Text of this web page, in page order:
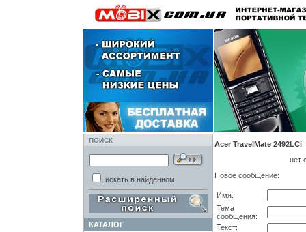
ПОИСК
искать в найденном
КАТАЛОГ
Acer TravelMate 2492LCi
нет
Новое сообщение:
Имя:
Тема
сообщения:
Текст: